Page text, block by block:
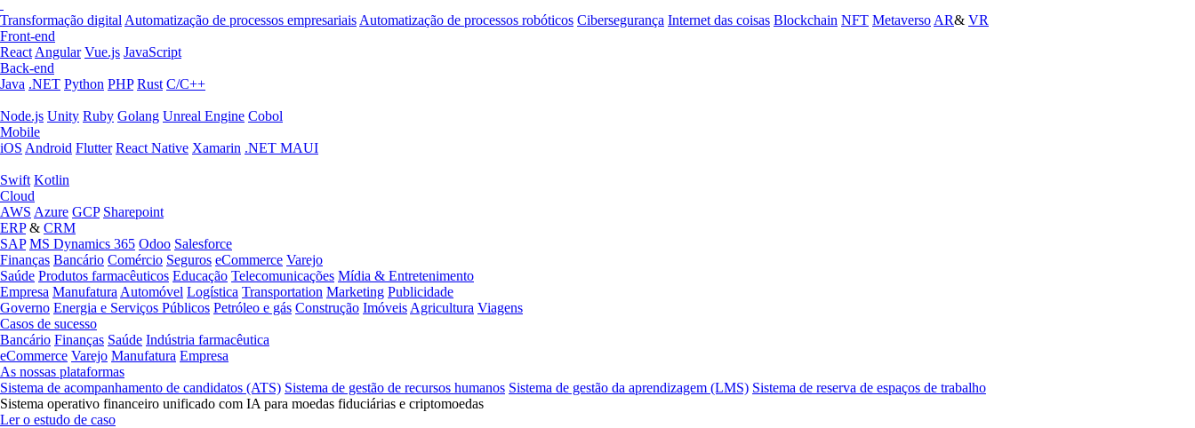
Transformação digital Automatização de processos empresariais Automatização de processos robóticos Cibersegurança Internet das coisas Blockchain NFT Metaverso AR& VR
Front-end
React Angular Vue.js JavaScript
Back-end
Java .NET Python PHP Rust C/C++
Node.js Unity Ruby Golang Unreal Engine Cobol
Mobile
iOS Android Flutter React Native Xamarin .NET MAUI
Swift Kotlin
Cloud
AWS Azure GCP Sharepoint
ERP& CRM
SAP MS Dynamics 365 Odoo Salesforce
Finanças Bancário Comércio Seguros eCommerce Varejo
Saúde Produtos farmacêuticos Educação Telecomunicações Mídia & Entretenimento
Empresa Manufatura Automóvel Logística Transportation Marketing Publicidade
Governo Energia e Serviços Públicos Petróleo e gás Construção Imóveis Agricultura Viagens
Casos de sucesso
Bancário Finanças Saúde Indústria farmacêutica
eCommerce Varejo Manufatura Empresa
As nossas plataformas
Sistema de acompanhamento de candidatos (ATS) Sistema de gestão de recursos humanos Sistema de gestão da aprendizagem (LMS) Sistema de reserva de espaços de trabalho
Sistema operativo financeiro unificado com IA para moedas fiduciárias e criptomoedas
Ler o estudo de caso